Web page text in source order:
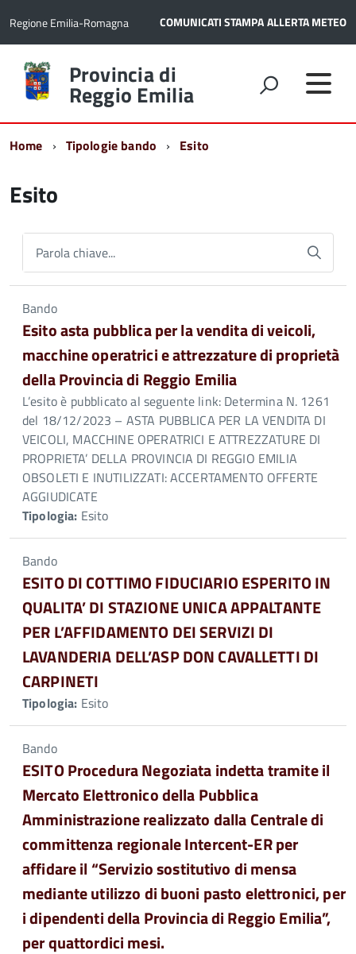
Regione Emilia-Romagna COMUNICATI STAMPAALLERTA METEO
Torna
alla
home
Provincia di
Reggio Emilia
Home Tipologie bando Esito
Esito
Parola chiave...
Bando
Esito asta pubblica per la vendita di veicoli,
macchine operatrici e attrezzature di proprietà
della Provincia di Reggio Emilia
L’esito è pubblicato al seguente link: Determina N. 1261
del 18/12/2023 – ASTA PUBBLICA PER LA VENDITA DI
VEICOLI, MACCHINE OPERATRICI E ATTREZZATURE DI
PROPRIETA’ DELLA PROVINCIA DI REGGIO EMILIA
OBSOLETI E INUTILIZZATI: ACCERTAMENTO OFFERTE
AGGIUDICATE
Tipologia: Esito
Bando
ESITO DI COTTIMO FIDUCIARIO ESPERITO IN
QUALITA’ DI STAZIONE UNICA APPALTANTE
PER L’AFFIDAMENTO DEI SERVIZI DI
LAVANDERIA DELL’ASP DON CAVALLETTI DI
CARPINETI
Tipologia: Esito
Bando
ESITO Procedura Negoziata indetta tramite il
Mercato Elettronico della Pubblica
Amministrazione realizzato dalla Centrale di
committenza regionale Intercent-ER per
affidare il “Servizio sostitutivo di mensa
mediante utilizzo di buoni pasto elettronici, per
i dipendenti della Provincia di Reggio Emilia”,
per quattordici mesi.